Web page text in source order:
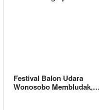
Festival Balon Udara
Wonosobo Membludak,…